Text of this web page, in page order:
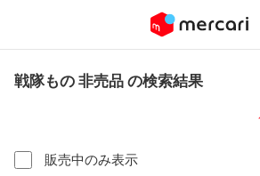
戦隊もの 非売品 の検索結果
販売中のみ表示